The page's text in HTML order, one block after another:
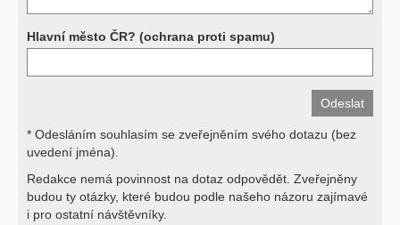
Hlavní město ČR? (ochrana proti spamu)
* Odesláním souhlasím se zveřejněním svého dotazu (bez
uvedení jména).
Redakce nemá povinnost na dotaz odpovědět. Zveřejněny
budou ty otázky, které budou podle našeho názoru zajímavé
i pro ostatní návštěvníky.